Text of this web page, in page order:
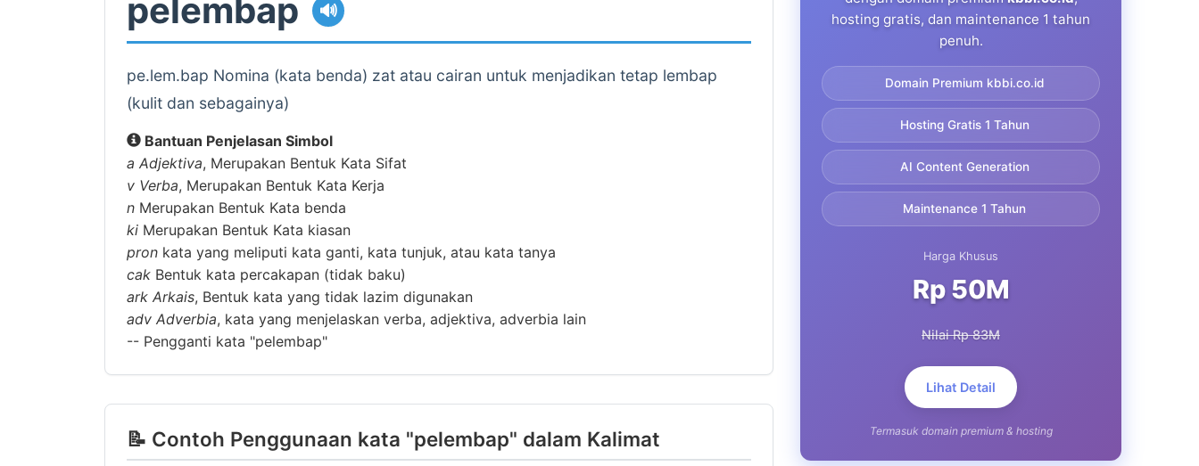
pelembap 🔊
pe.lem.bap Nomina (kata benda) zat atau cairan untuk menjadikan tetap lembap
(kulit dan sebagainya)
Bantuan Penjelasan Simbol
a Adjektiva, Merupakan Bentuk Kata Sifat
v Verba, Merupakan Bentuk Kata Kerja
n Merupakan Bentuk Kata benda
ki Merupakan Bentuk Kata kiasan
pron kata yang meliputi kata ganti, kata tunjuk, atau kata tanya
cak Bentuk kata percakapan (tidak baku)
ark Arkais, Bentuk kata yang tidak lazim digunakan
adv Adverbia, kata yang menjelaskan verba, adjektiva, adverbia lain
-- Pengganti kata "pelembap"
📝 Contoh Penggunaan kata "pelembap" dalam Kalimat
hosting gratis, dan maintenance 1 tahun
penuh.
Domain Premium kbbi.co.id
Hosting Gratis 1 Tahun
AI Content Generation
Maintenance 1 Tahun
Harga Khusus
Rp 50M
Nilai Rp 83M
Lihat Detail
Termasuk domain premium & hosting